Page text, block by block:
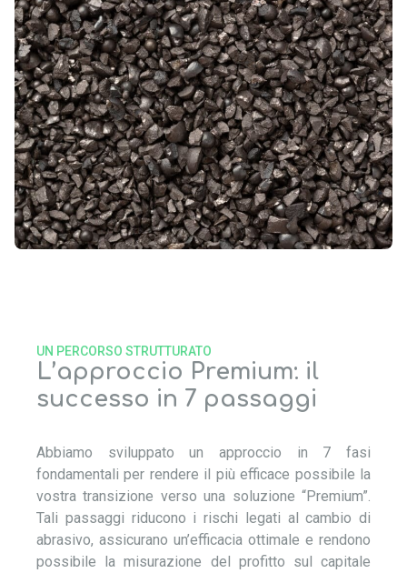
L’approccio Premium: il
successo in 7 passaggi
UN PERCORSO STRUTTURATO
Abbiamo sviluppato un approccio in 7 fasi
fondamentali per rendere il più efficace possibile la
vostra transizione verso una soluzione “Premium”.
Tali passaggi riducono i rischi legati al cambio di
abrasivo, assicurano un’efficacia ottimale e rendono
possibile la misurazione del profitto sul capitale